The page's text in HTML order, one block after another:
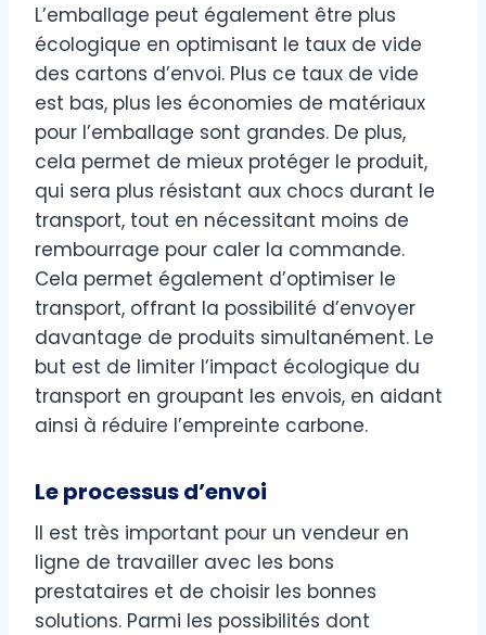
L’emballage peut également être plus
écologique en optimisant le taux de vide
des cartons d’envoi. Plus ce taux de vide
est bas, plus les économies de matériaux
pour l’emballage sont grandes. De plus,
cela permet de mieux protéger le produit,
qui sera plus résistant aux chocs durant le
transport, tout en nécessitant moins de
rembourrage pour caler la commande.
Cela permet également d’optimiser le
transport, offrant la possibilité d’envoyer
davantage de produits simultanément. Le
but est de limiter l’impact écologique du
transport en groupant les envois, en aidant
ainsi à réduire l’empreinte carbone.
Le processus d’envoi
Il est très important pour un vendeur en
ligne de travailler avec les bons
prestataires et de choisir les bonnes
solutions. Parmi les possibilités dont